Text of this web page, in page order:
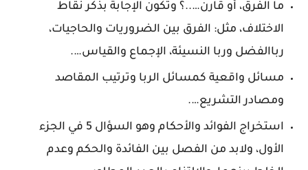
ما الفرق، أو قارن…..؟ وتكون الإجابة بذكر نقاط
الاختلاف، مثل: الفرق بين الضروريات والحاجيات،
رباالفضل وربا النسيئة، الإجماع والقياس….
مسائل واقعية كمسائل الربا وترتيب المقاصد
ومصادر التشريع….
استخراج الفوائد والأحكام وهو السؤال 5 في الجزء
الأول، ولابد من الفصل بين الفائدة والحكم وعدم